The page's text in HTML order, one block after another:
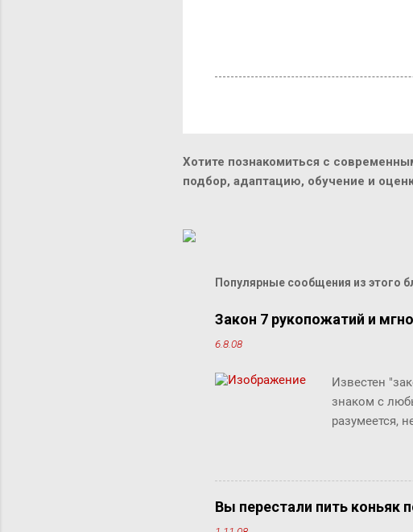
Хотите познакомиться с
подбор, адаптацию, обучение и
Популярные сообщения из этого
Закон 7 рукопожатий и
6.8.08
Известен
знаком с
разумеется,
"сжиматься"
Microsofr
миллионов)
считали
Вы перестали пить коньяк